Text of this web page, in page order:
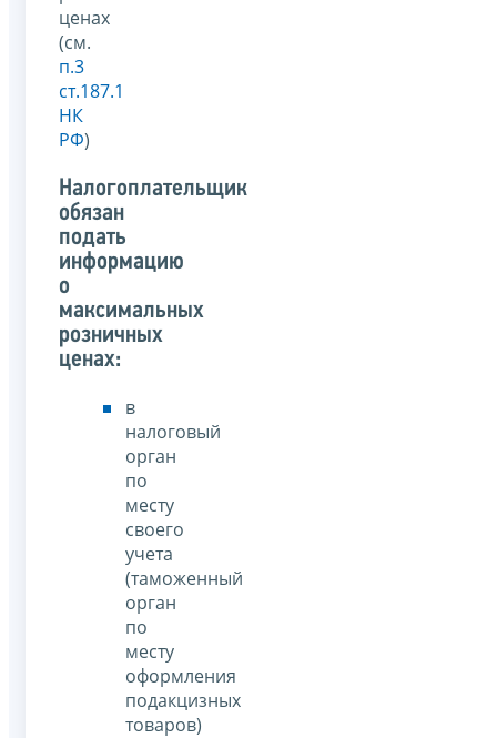
ценах
(см.
п.3
ст.187.1
НК
РФ)
Налогоплательщик
обязан
подать
информацию
о
максимальных
розничных
ценах:
в
налоговый
орган
по
месту
своего
учета
(таможенный
орган
по
месту
оформления
подакцизных
товаров)